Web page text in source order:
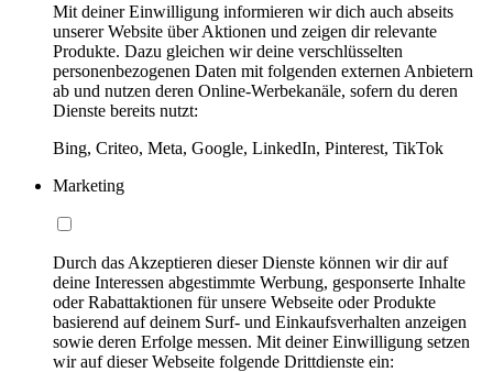
Mit deiner Einwilligung informieren wir dich auch abseits
unserer Website über Aktionen und zeigen dir relevante
Produkte. Dazu gleichen wir deine verschlüsselten
personenbezogenen Daten mit folgenden externen Anbietern
ab und nutzen deren Online-Werbekanäle, sofern du deren
Dienste bereits nutzt:
Bing, Criteo, Meta, Google, LinkedIn, Pinterest, TikTok
Marketing
Durch das Akzeptieren dieser Dienste können wir dir auf
deine Interessen abgestimmte Werbung, gesponserte Inhalte
oder Rabattaktionen für unsere Webseite oder Produkte
basierend auf deinem Surf- und Einkaufsverhalten anzeigen
sowie deren Erfolge messen. Mit deiner Einwilligung setzen
wir auf dieser Webseite folgende Drittdienste ein: